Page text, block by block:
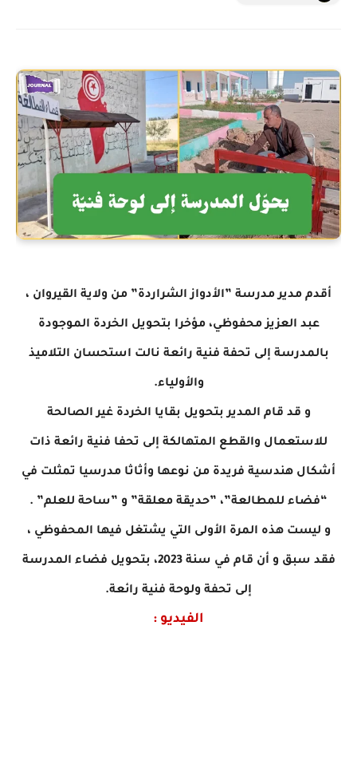
أقدم مدير مدرسة ”الأدواز الشراردة” من ولاية القيروان ،
عبد العزيز محفوظي، مؤخرا بتحويل الخردة الموجودة
بالمدرسة إلى تحفة فنية رائعة نالت استحسان التلاميذ
والأولياء.
و قد قام المدير بتحويل بقايا الخردة غير الصالحة
للاستعمال والقطع المتهالكة إلى تحفا فنية رائعة ذات
أشكال هندسية فريدة من نوعها وأثاثا مدرسيا تمثلت في
“فضاء للمطالعة”، ”حديقة معلقة” و ”ساحة للعلم” .
و ليست هذه المرة الأولى التي يشتغل فيها المحفوظي ،
فقد سبق و أن قام في سنة 2023، بتحويل فضاء المدرسة
إلى تحفة ولوحة فنية رائعة.
الفيديو :